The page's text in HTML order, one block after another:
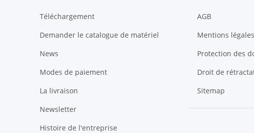
Téléchargement
Demander le catalogue de matériel
News
Modes de paiement
La livraison
Newsletter
Histoire de l'entreprise
AGB
Mentions légales
Protection des
Droit de
Sitemap